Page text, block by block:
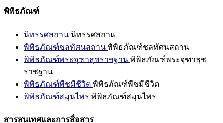
พิพิธภัณฑ์
นิทรรศสถาน นิทรรศสถาน
พิพิธภัณฑ์ชลทัศนสถาน พิพิธภัณฑ์ชลทัศนสถาน
พิพิธภัณฑ์พระจุฑาธุชราชฐาน พิพิธภัณฑ์พระจุฑาธุช
ราชฐาน
พิพิธภัณฑ์พืชมีชีวิต พิพิธภัณฑ์พืชมีชีวิต
พิพิธภัณฑ์สมุนไพร พิพิธภัณฑ์สมุนไพร
สารสนเทศและการสื่อสาร